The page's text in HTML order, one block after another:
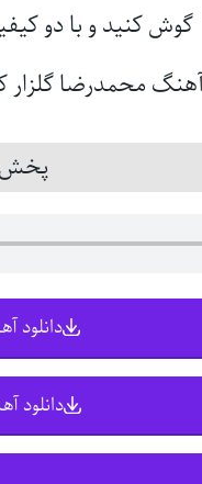
گوش کنید و با دو
پخش
دانلود
دانلود